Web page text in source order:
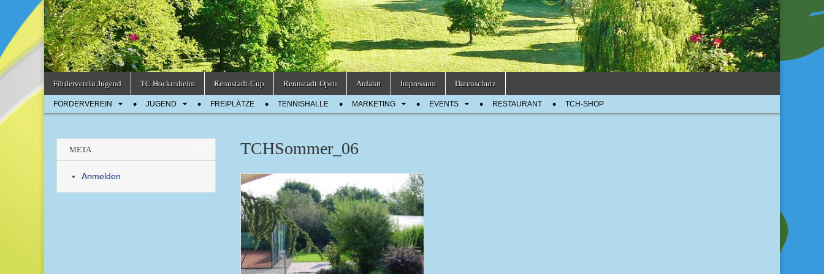
Main
menu
to
content
Förderverein Jugend TC Hockenheim Rennstadt-Cup Rennstadt-Open Anfahrt Impressum Datenschutz
Sub
menu
FÖRDERVEREIN JUGEND FREIPLÄTZE TENNISHALLE MARKETING EVENTS RESTAURANT TCH-SHOP
TCHSommer_06
META
Anmelden